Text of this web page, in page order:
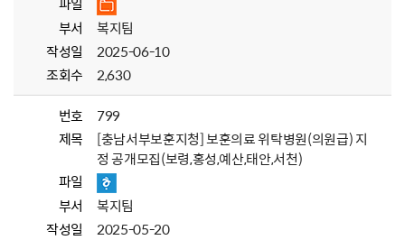
부서
복지팀
작성일
2025-06-10
조회수
2,630
번호
799
제목
[충남서부보훈지청] 보훈의료 위탁병원(의원급) 지
정 공개모집(보령,홍성,예산,태안,서천)
파일
부서
복지팀
작성일
2025-05-20